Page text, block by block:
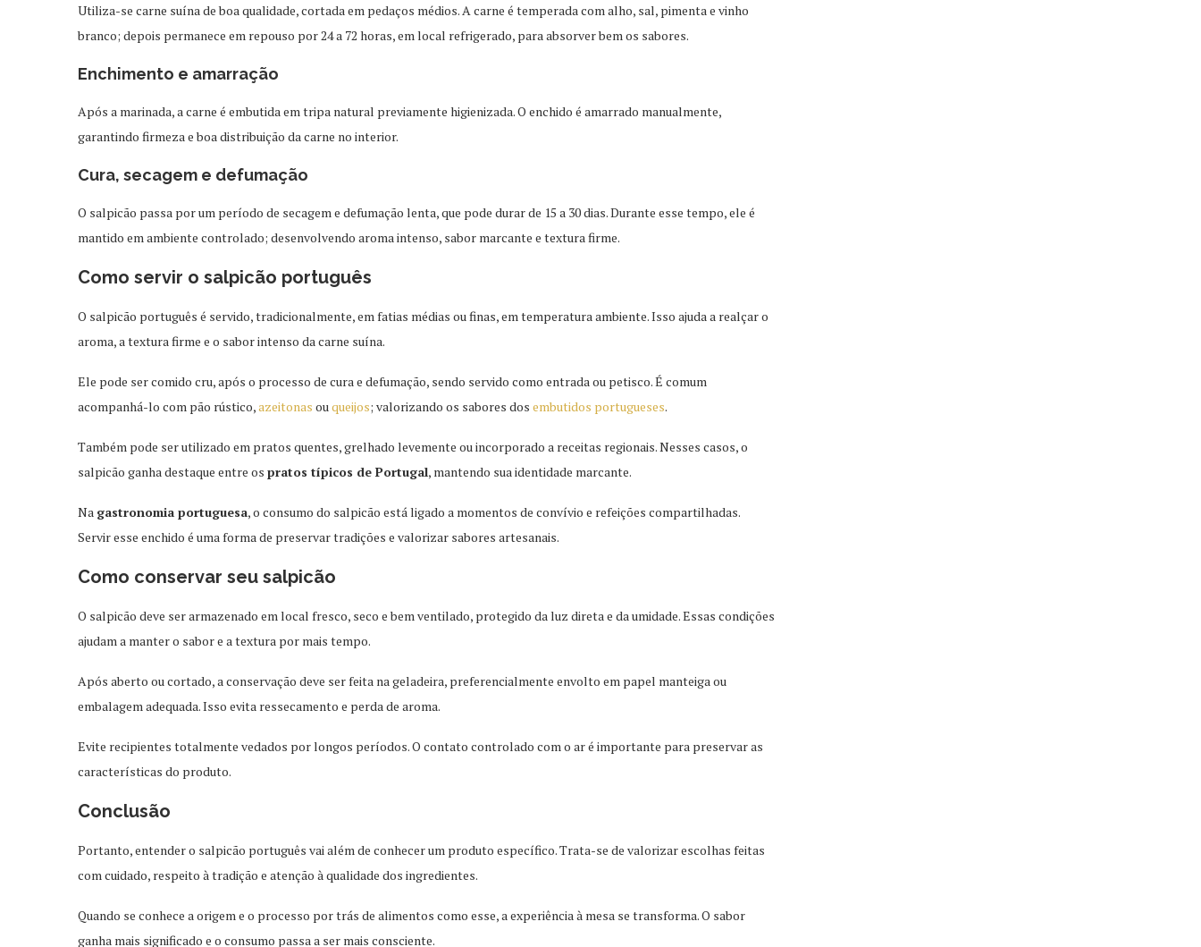
Utiliza-se carne suína de boa qualidade, cortada em pedaços médios. A carne é temperada com alho, sal, pimenta e vinho
branco; depois permanece em repouso por 24 a 72 horas, em local refrigerado, para absorver bem os sabores.
Enchimento e amarração
Após a marinada, a carne é embutida em tripa natural previamente higienizada. O enchido é amarrado manualmente,
garantindo firmeza e boa distribuição da carne no interior.
Cura, secagem e defumação
O salpicão passa por um período de secagem e defumação lenta, que pode durar de 15 a 30 dias. Durante esse tempo, ele é
mantido em ambiente controlado; desenvolvendo aroma intenso, sabor marcante e textura firme.
Como servir o salpicão português
O salpicão português é servido, tradicionalmente, em fatias médias ou finas, em temperatura ambiente. Isso ajuda a realçar o
aroma, a textura firme e o sabor intenso da carne suína.
Ele pode ser comido cru, após o processo de cura e defumação, sendo servido como entrada ou petisco. É comum
acompanhá-lo com pão rústico,azeitonas ouqueijos; valorizando os sabores dos embutidos portugueses.
Também pode ser utilizado em pratos quentes, grelhado levemente ou incorporado a receitas regionais. Nesses casos, o
salpicão ganha destaque entre os pratos típicos de Portugal, mantendo sua identidade marcante.
Na gastronomia portuguesa, o consumo do salpicão está ligado a momentos de convívio e refeições compartilhadas.
Servir esse enchido é uma forma de preservar tradições e valorizar sabores artesanais.
Como conservar seu salpicão
O salpicão deve ser armazenado em local fresco, seco e bem ventilado, protegido da luz direta e da umidade. Essas condições
ajudam a manter o sabor e a textura por mais tempo.
Após aberto ou cortado, a conservação deve ser feita na geladeira, preferencialmente envolto em papel manteiga ou
embalagem adequada. Isso evita ressecamento e perda de aroma.
Evite recipientes totalmente vedados por longos períodos. O contato controlado com o ar é importante para preservar as
características do produto.
Conclusão
Portanto, entender o salpicão português vai além de conhecer um produto específico. Trata-se de valorizar escolhas feitas
com cuidado, respeito à tradição e atenção à qualidade dos ingredientes.
Quando se conhece a origem e o processo por trás de alimentos como esse, a experiência à mesa se transforma. O sabor
ganha mais significado e o consumo passa a ser mais consciente.